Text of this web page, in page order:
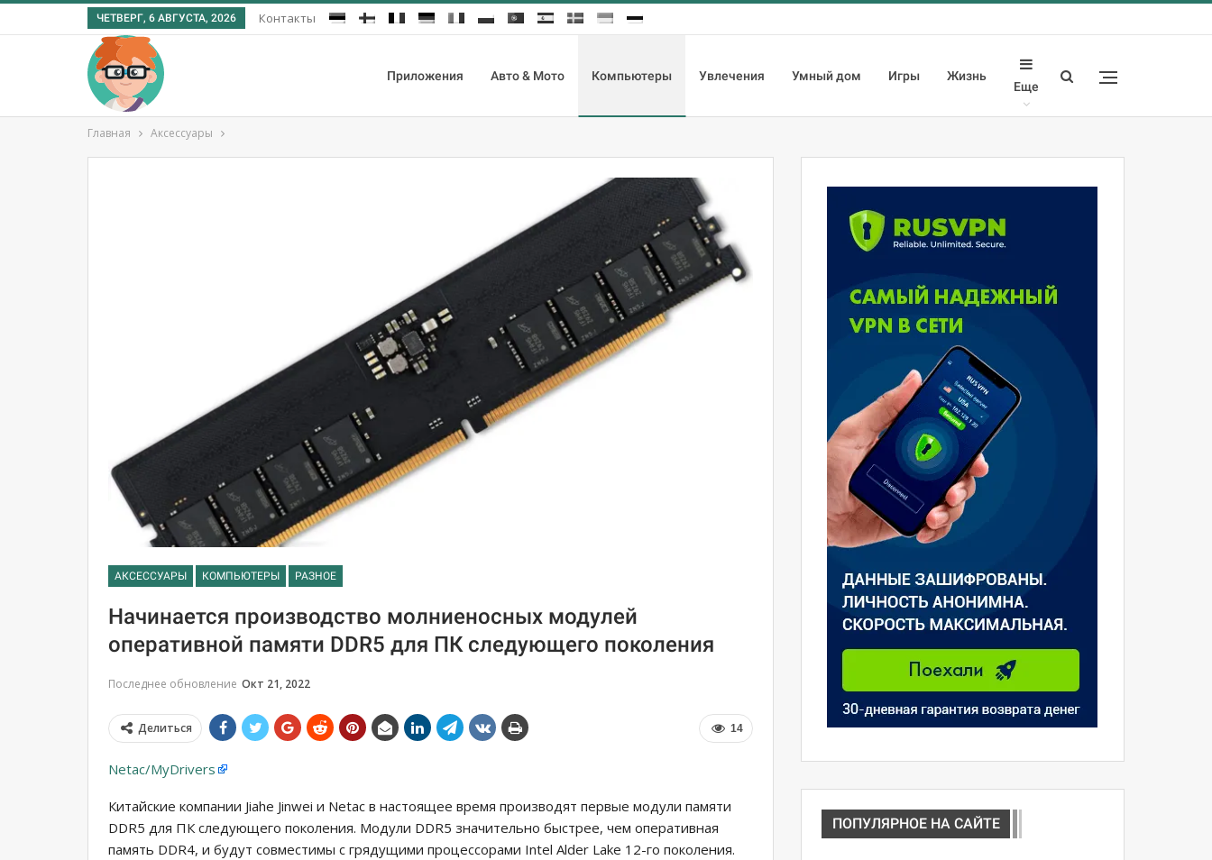
ЧЕТВЕРГ, 6 АВГУСТА, 2026 Контакты
Приложения Авто & Мото Компьютеры Увлечения Умный дом Игры Жизнь
Еще
Главная Аксессуары
АКСЕССУАРЫ КОМПЬЮТЕРЫ РАЗНОЕ
Начинается производство молниеносных модулей
оперативной памяти DDR5 для ПК следующего поколения
Последнее обновление Окт 21, 2022
14
Делиться
Netac/MyDrivers
Китайские компании Jiahe Jinwei и Netac в настоящее время производят первые модули памяти
DDR5 для ПК следующего поколения. Модули DDR5 значительно быстрее, чем оперативная
память DDR4, и будут совместимы с грядущими процессорами Intel Alder Lake 12-го поколения.
ПОПУЛЯРНОЕ НА САЙТЕ